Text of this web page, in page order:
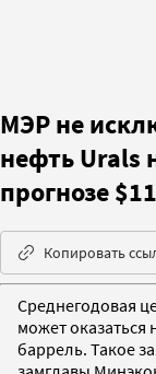
МЭР не
нефть Urals
прогнозе
Копировать
Среднегодовая
может оказаться
баррель. Такое